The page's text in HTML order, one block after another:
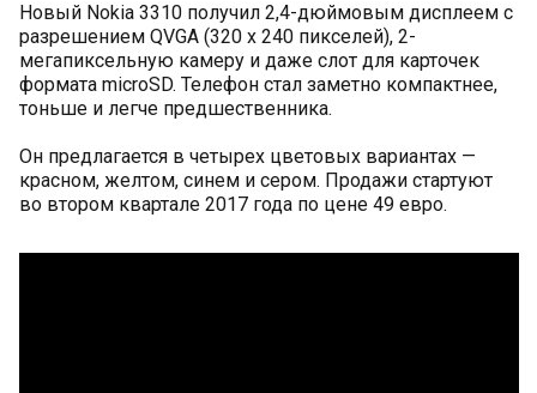
Новый Nokia 3310 получил 2,4-дюймовым дисплеем с
разрешением QVGA (320 х 240 пикселей), 2-
мегапиксельную камеру и даже слот для карточек
формата microSD. Телефон стал заметно компактнее,
тоньше и легче предшественника.
Он предлагается в четырех цветовых вариантах —
красном, желтом, синем и сером. Продажи стартуют
во втором квартале 2017 года по цене 49 евро.